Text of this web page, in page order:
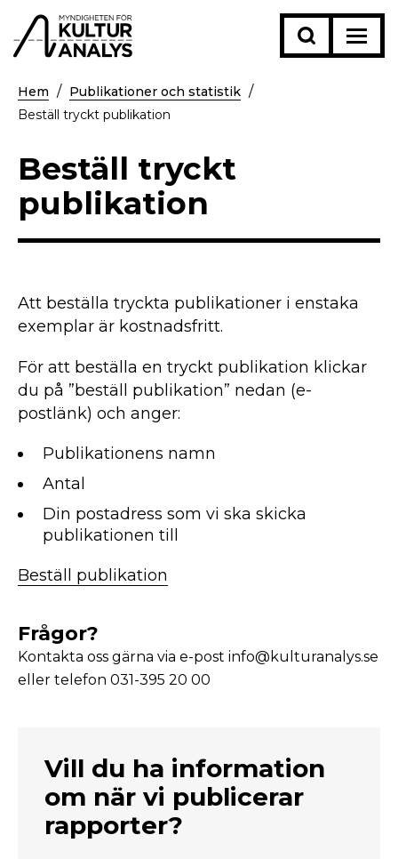
Hem
Publikationer och statistik
Beställ tryckt publikation
Beställ tryckt
publikation
Att beställa tryckta publikationer i enstaka
exemplar är kostnadsfritt.
För att beställa en tryckt publikation klickar
du på ”beställ publikation” nedan (e-
postlänk) och anger:
Publikationens namn
Antal
Din postadress som vi ska skicka
publikationen till
Beställ publikation
Frågor?
Kontakta oss gärna via e-post info@kulturanalys.se
eller telefon 031-395 20 00
Vill du ha information
om när vi publicerar
rapporter?